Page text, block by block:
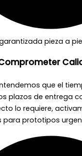
pieza a
que el
plazos de entrega
lo requiere,
para prototipos